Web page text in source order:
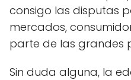
consigo las disputas
mercados,
parte de las grandes
Sin duda alguna, la